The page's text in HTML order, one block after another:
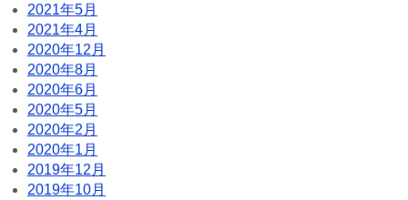
2021年5月
2021年4月
2020年12月
2020年8月
2020年6月
2020年5月
2020年2月
2020年1月
2019年12月
2019年10月